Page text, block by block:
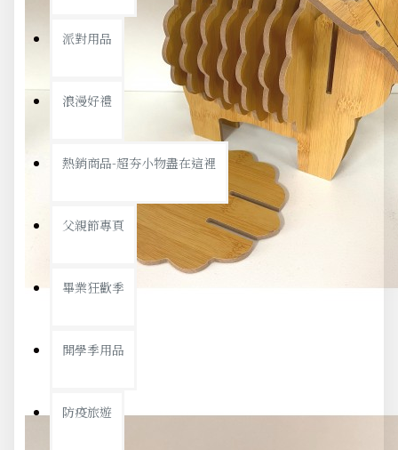
派對用品
浪漫好禮
熱銷商品-超夯小物盡在這裡
父親節專頁
畢業狂歡季
開學季用品
防疫旅遊